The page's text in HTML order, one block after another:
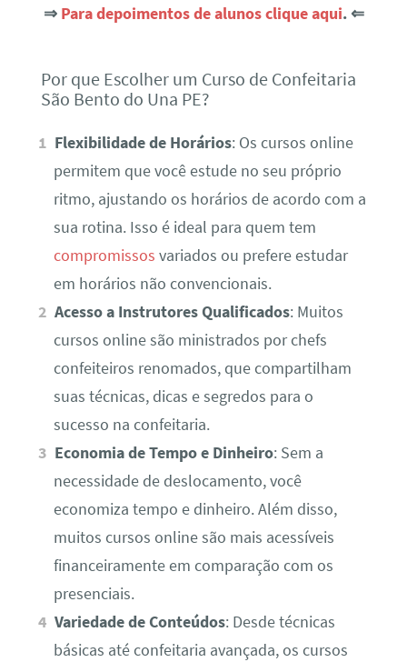
⇒ Para depoimentos de alunos clique aqui. ⇐
Por que Escolher um Curso de Confeitaria
São Bento do Una PE?
Flexibilidade de Horários: Os cursos online
permitem que você estude no seu próprio
ritmo, ajustando os horários de acordo com a
sua rotina. Isso é ideal para quem tem
compromissos variados ou prefere estudar
em horários não convencionais.
Acesso a Instrutores Qualificados: Muitos
cursos online são ministrados por chefs
confeiteiros renomados, que compartilham
suas técnicas, dicas e segredos para o
sucesso na confeitaria.
Economia de Tempo e Dinheiro: Sem a
necessidade de deslocamento, você
economiza tempo e dinheiro. Além disso,
muitos cursos online são mais acessíveis
financeiramente em comparação com os
presenciais.
Variedade de Conteúdos: Desde técnicas
básicas até confeitaria avançada, os cursos